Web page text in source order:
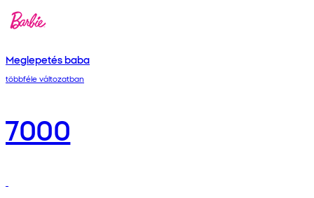
Meglepetés baba
többféle változatban
7000